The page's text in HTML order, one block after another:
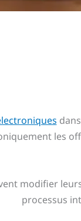
les
modifier
processus